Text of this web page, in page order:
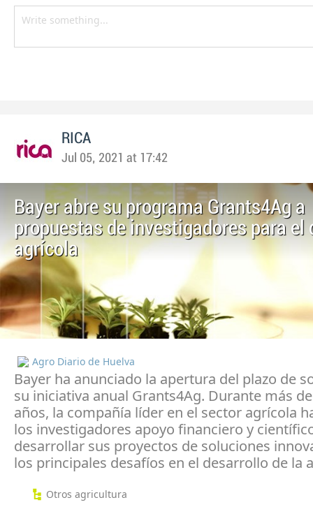
RICA
Jul 05, 2021 at 17:42
Bayer abre su programa Grants4Ag a
propuestas de investigadores para el
agrícola
Agro Diario de Huelva
Bayer ha anunciado la apertura del plazo de
su iniciativa anual Grants4Ag. Durante más
años, la compañía líder en el sector agrícola
los investigadores apoyo financiero y
desarrollar sus proyectos de soluciones
los principales desafíos en el desarrollo de la
Otros agricultura